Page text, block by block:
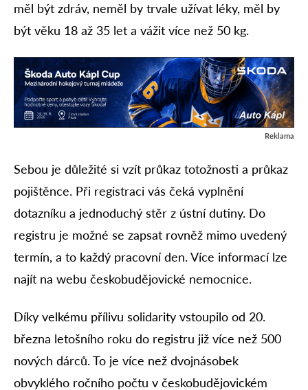
měl být zdráv, neměl by trvale užívat léky, měl by
být věku 18 až 35 let a vážit více než 50 kg.
Reklama
Sebou je důležité si vzít průkaz totožnosti a průkaz
pojištěnce. Při registraci vás čeká vyplnění
dotazníku a jednoduchý stěr z ústní dutiny. Do
registru je možné se zapsat rovněž mimo uvedený
termín, a to každý pracovní den. Více informací lze
najít na webu českobudějovické nemocnice.
Díky velkému přílivu solidarity vstoupilo od 20.
března letošního roku do registru již více než 500
nových dárců. To je více než dvojnásobek
obvyklého ročního počtu v českobudějovickém